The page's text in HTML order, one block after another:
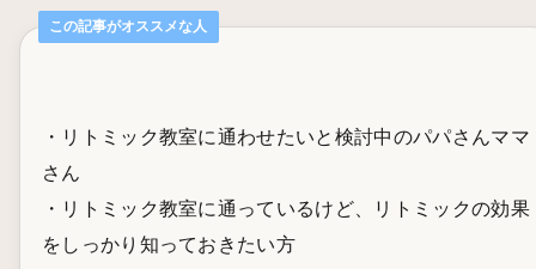
この記事がオススメな人
・リトミック教室に通わせたいと検討中のパパさんママ
さん
・リトミック教室に通っているけど、リトミックの効果
をしっかり知っておきたい方